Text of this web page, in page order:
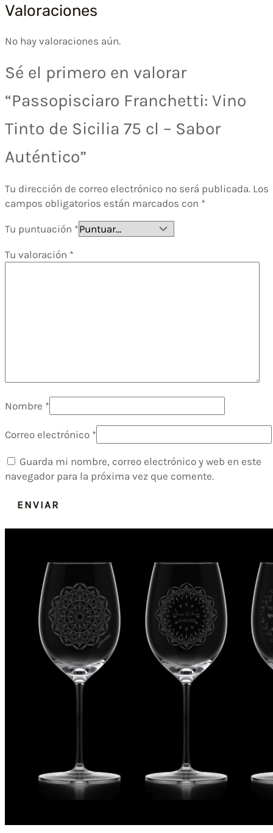
Valoraciones
No hay valoraciones aún.
Sé el primero en valorar
“Passopisciaro Franchetti: Vino
Tinto de Sicilia 75 cl – Sabor
Auténtico”
Tu dirección de correo electrónico no será publicada. Los
campos obligatorios están marcados con *
Tu puntuación *
Tu valoración *
Nombre *
Correo electrónico *
Guarda mi nombre, correo electrónico y web en este
navegador para la próxima vez que comente.